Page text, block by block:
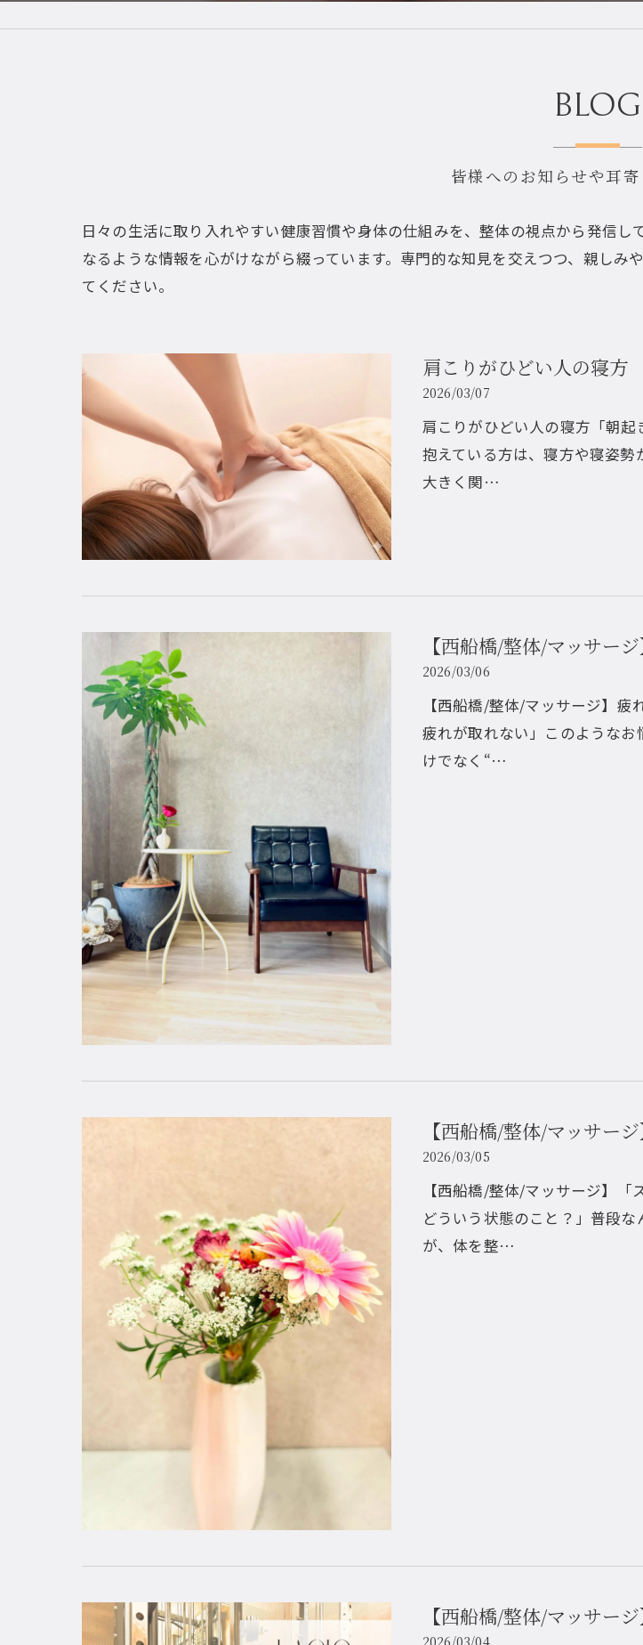
BLOG
皆様へのお知らせや耳
日々の生活に取り入れやすい健康習慣や身体の仕組みを、整体の視点から発信
なるような情報を心がけながら綴っています。専門的な知見を交えつつ、親し
てください。
肩こりがひどい人の寝方
2026/03/07
肩こりがひどい人の寝方「朝
抱えている方は、寝方や寝姿
大きく関…
【西船橋/整体/マッサー
2026/03/06
【西船橋/整体/マッサージ】
疲れが取れない」このような
けでなく“…
【西船橋/整体/マッサー
2026/03/05
【西船橋/整体/マッサージ】
どういう状態のこと？」普段
が、体を整…
【西船橋/整体/マッサー